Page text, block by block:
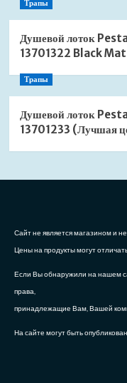
Трапы
Душевой лоток
13701322 Black
Трапы
Душевой лоток
13701233 (Лучшая
Сайт не является магазином и
Цены на продукты могут
Если Вы обнаружили на нашем
права,
принадлежащие Вам, Вашей
На сайте могут быть